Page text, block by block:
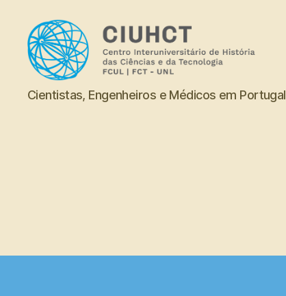
Dicionário
Cientistas, Engenheiros e Médicos em Portugal